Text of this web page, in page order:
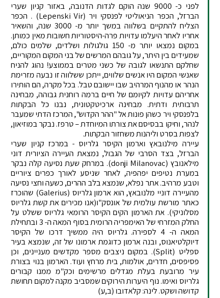
לפני כ- 9000 שנה הוקם לגדות הדנובה, באזור קניון שערי
הברזל, הכפר הניאוליטי לפנסקי ויר (Lepenski Vir) . הכפר
הצליח להתקיים בשלווה במשך יותר מ- 3000 שנה, והשאיר
אחריו לאחר היעלמו עדויות פרה-היסטוריות חשובות מאין כמותן.
במקום נמצאו יותר מ- 150 גולגולות ושלדים, שלמים כולם,
שמעידים בין היתר, על גובהם המרשים של בני המקום המקוריים,
שחלקם התנשאו לגובה של כשני מטרים בממוצע! נהוג להניח
שאנשי המקום היו אנשים שלווים, ייתכן ששלווה זו נבעה מזרימת
הנהר או מהנוף המרהיב שבו יישובם טבל. בכל מקרה, הם הותירו
אחריהם עדויות לקיומם של חיים ברמה רוחנית גבוהה, מבחינה
תרבותית ודתית. מבחינה ארכיטקטונית, נבנו כל הבקתות
בלפנסקי ויר כשהן פונות אל "ההר הקדוש", המרכז הדתי שמעבר
לנהר, וחיקו בבסיסם את צורתו המיוחדת – טרפז. נבקר במוזיאון,
לצפות בסרט וליהנות משחזור הבקתות.
עיירה מילנובאץ וארמון הקיסר גלריוס - במרכז קניון שערי
הברזל, בצד הסרבי של הגבול, נמצאת העיירה הציורית דוני
מילאנובץ (donji Milanovac). במרחק שעת נסיעה קלה נבקר
במערת נטיפים יפהפיה, לאחר שניסע לאורך כפרים ציוריים
וטבע מרהיב. אתר נפלא, שנמצא בלב ההרים, כשעה וחצי נסיעה
מהעיירה דוניי מלנובאץ, הוא ארמון גלריוס (Galerius) שהוכרז
כאתר מורשת עולמית של אונסק"ו(אנו מכירים את קשת גלריוס
מסלוניקי). את הארמון הקים הקיסר הרומאי גלריוס ששלט על
החלק המזרחי של האימפריה הרומית בסוף המאה ה- 3 ובתחילת
המאה ה- 4 לספירה. גלריוס היה ממשיך דרכו של הקיסר
דיוקלטיאנוס, ובנה ארמון כדוגמת ארמונו של זה, שנמצא בעיר
ספליט (Split). במקום ניצבים מספר מקדשים מעניינים, וכן
פסיפסים, חדרים, אולמות, בית מרחץ ועוד. הארמון בנוי בצורת
עיר מרובעת בעלת מגדלים מרשימים וכק"מ ממנו קבורים
גלריוס ואימו. נוף היערות הירוקים שמסביב מקנה למקום תחושת
קדושה ושקט. לינה: קלאדובו (ב,ע)